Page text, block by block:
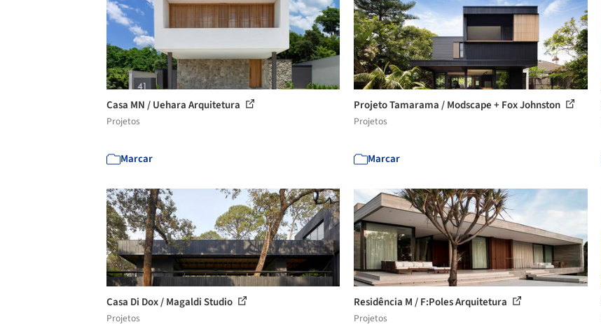
Casa MN / Uehara Arquitetura
Projetos
Marcar
Projeto Tamarama / Modscape + Fox Johnston
Projetos
Marcar
Casa Di Dox / Magaldi Studio
Projetos
Residência M / F:Poles Arquitetura
Projetos